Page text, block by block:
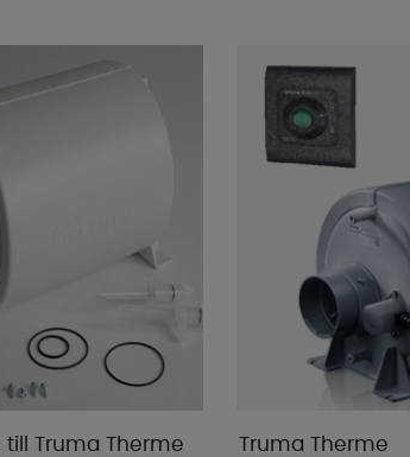
Truma Therme
Truma Therme